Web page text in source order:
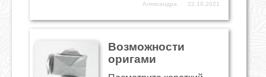
Александра 22.10.2021
Возможности
оригами